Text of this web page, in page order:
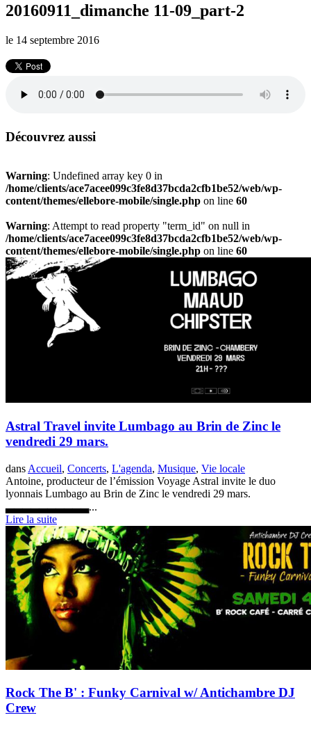
20160911_dimanche 11-09_part-2
le 14 septembre 2016
Découvrez aussi
Warning: Undefined array key 0 in
/home/clients/ace7acee099c3fe8d37bcda2cfb1be52/web/wp-
content/themes/ellebore-mobile/single.php on line 60
Warning: Attempt to read property "term_id" on null in
/home/clients/ace7acee099c3fe8d37bcda2cfb1be52/web/wp-
content/themes/ellebore-mobile/single.php on line 60
Astral Travel invite Lumbago au Brin de Zinc le
vendredi 29 mars.
dans Accueil, Concerts, L'agenda, Musique, Vie locale
Antoine, producteur de l’émission Voyage Astral invite le duo
lyonnais Lumbago au Brin de Zinc le vendredi 29 mars.
▃▃▃▃▃▃▃▃▃▃...
Lire la suite
Rock The B' : Funky Carnival w/ Antichambre DJ
Crew